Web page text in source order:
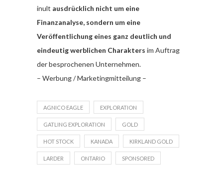
inult ausdrücklich nicht um eine
Finanzanalyse, sondern um eine
Veröffentlichung eines ganz deutlich und
eindeutig werblichen Charakters im Auftrag
der besprochenen Unternehmen.
– Werbung / Marketingmitteilung –
AGNICO EAGLE EXPLORATION
GATLING EXPLORATION GOLD
HOT STOCK KANADA KIRKLAND GOLD
LARDER ONTARIO SPONSORED